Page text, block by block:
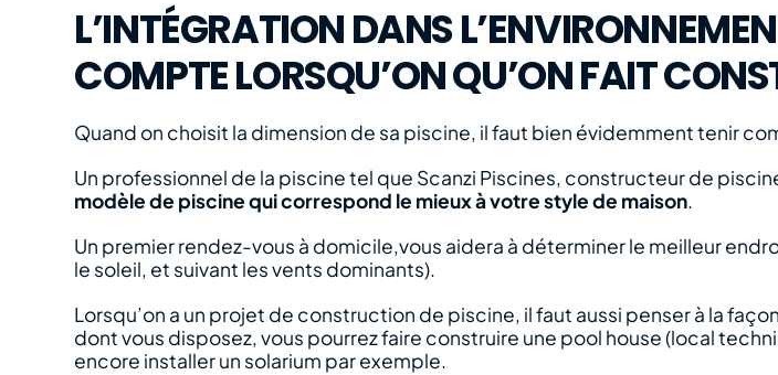
L’INTÉGRATION DANS
COMPTE LORSQU’ON QU’ON FAIT
Quand on choisit la dimension de sa piscine, il faut bien évidemment tenir
Un professionnel de la piscine tel que Scanzi Piscines, constructeur de
modèle de piscine qui correspond le mieux à votre style de maison.
Un premier rendez-vous à domicile,vous aidera à déterminer le meilleur
le soleil, et suivant les vents dominants).
Lorsqu’on a un projet de construction de piscine, il faut aussi penser à la
dont vous disposez, vous pourrez faire construire une pool house (local
encore installer un solarium par exemple.